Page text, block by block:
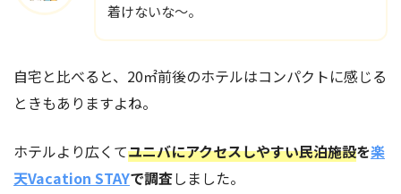
着けないな～。
自宅と比べると、20㎡前後のホテルはコンパクトに感じる
ときもありますよね。
ホテルより広くてユニバにアクセスしやすい民泊施設を楽
天Vacation STAYで調査しました。